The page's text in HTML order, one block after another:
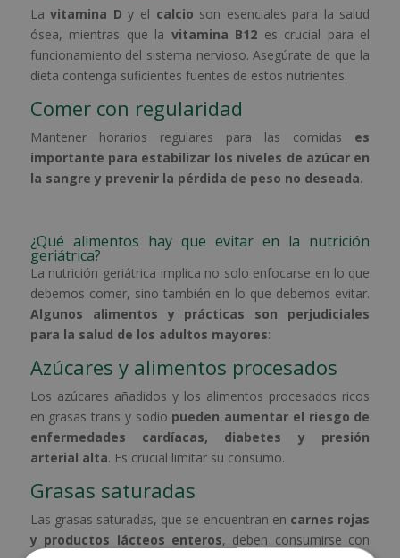
Lavitamina D y el calcio son esenciales para la salud
ósea, mientras que la vitamina B12 es crucial para el
funcionamiento del sistema nervioso. Asegúrate de que la
dieta contenga suficientes fuentes de estos nutrientes.
Comer con regularidad
Mantener horarios regulares para las comidas es
importante para estabilizar los niveles de azúcar en
la sangre y prevenir la pérdida de peso no deseada.
¿Qué alimentos hay que evitar en la nutrición
geriátrica?
La nutrición geriátrica implica no solo enfocarse en lo que
debemos comer, sino también en lo que debemos evitar.
Algunos alimentos y prácticas son perjudiciales
para la salud de los adultos mayores:
Azúcares y alimentos procesados
Los azúcares añadidos y los alimentos procesados ricos
en grasas trans y sodio pueden aumentar el riesgo de
enfermedades cardíacas, diabetes y presión
arterial alta. Es crucial limitar su consumo.
Grasas saturadas
Las grasas saturadas, que se encuentran en carnes rojas
y productos lácteos enteros, deben consumirse con